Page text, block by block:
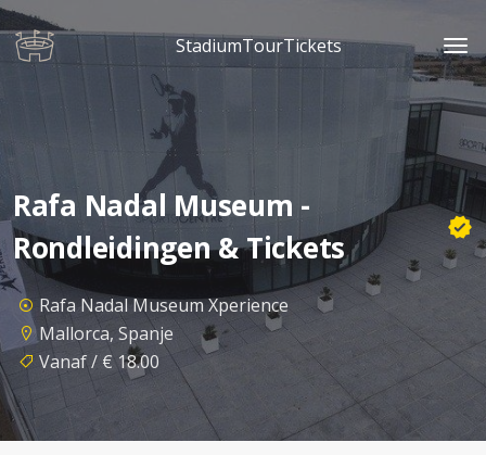
StadiumTourTickets
Rafa Nadal Museum -
Rondleidingen & Tickets
Rafa Nadal Museum Xperience
Mallorca, Spanje
Vanaf / € 18.00